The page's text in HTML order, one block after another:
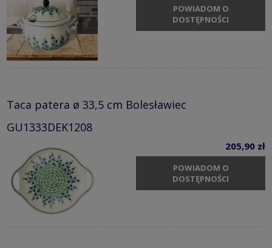
POWIADOM O
DOSTĘPNOŚCI
Taca patera ø 33,5 cm Bolesławiec
GU1333DEK1208
205,90 zł
POWIADOM O
DOSTĘPNOŚCI